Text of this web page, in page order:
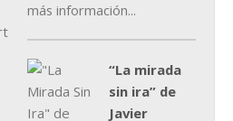
más información...
“La mirada
sin ira” de
Javier